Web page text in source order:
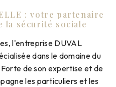
: votre partenaire
la sécurité sociale
l'entreprise DUVAL
dans le domaine du
de son expertise et de
les particuliers et les